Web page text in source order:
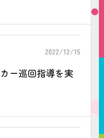
2022/12/15
ー巡回指導を実